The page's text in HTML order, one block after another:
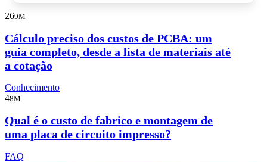
269M
Cálculo preciso dos custos de PCBA: um
guia completo, desde a lista de materiais até
a cotação
Conhecimento
48M
Qual é o custo de fabrico e montagem de
uma placa de circuito impresso?
FAQ